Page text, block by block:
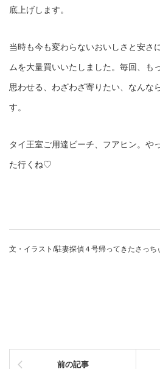
底上げします。
当時も今も変わらないおいしさと安さ
ムを大量買いいたしました。毎回、も
思わせる、わざわざ寄りたい、なんな
す。
タイ王室ご用達ビーチ、フアヒン。や
た行くね♡
文・イラスト/駐妻探偵４号帰ってきたさっち
前の記事